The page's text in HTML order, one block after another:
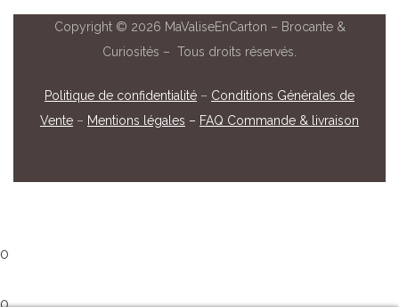
Copyright © 2026 MaValiseEnCarton – Brocante &
Curiosités – Tous droits réservés.
Politique de confidentialité – Conditions Générales de
Vente – Mentions légales – FAQ Commande & livraison
0